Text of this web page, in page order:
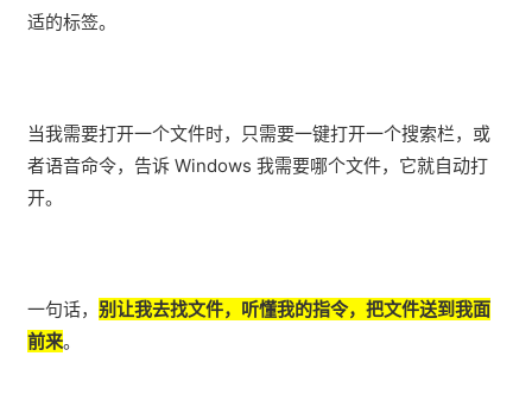
适的标签。
当我需要打开一个文件时，只需要一键打开一个搜索栏，或
者语音命令，告诉 Windows 我需要哪个文件，它就自动打
开。
一句话， 别让我去找文件，听懂我的指令，把文件送到我面
前来。